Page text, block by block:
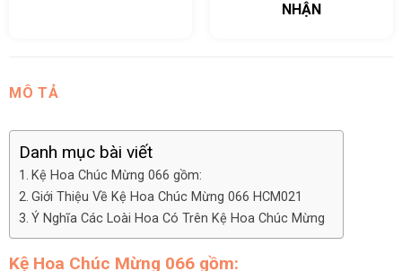
NHẬN
MÔ TẢ
Danh mục bài viết
Kệ Hoa Chúc Mừng 066 gồm:
Giới Thiệu Về Kệ Hoa Chúc Mừng 066 HCM021
Ý Nghĩa Các Loài Hoa Có Trên Kệ Hoa Chúc Mừng
Kệ Hoa Chúc Mừng 066 gồm: